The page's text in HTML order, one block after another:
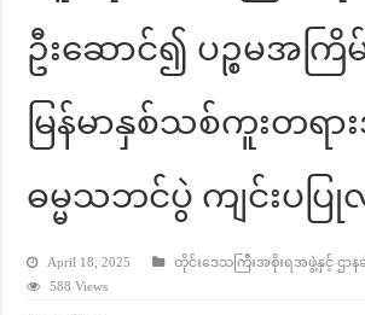
ဦးဆောင်၍ ပဉ္စမအကြိ
မြန်မာနှစ်သစ်ကူးတရ
ဓမ္မသဘင်ပွဲ ကျင်းပပ
April 18, 2025
တိုင်းဒေသကြီးအစိုးရအဖွဲ့နှင့် ဌာနဆို
588 Views